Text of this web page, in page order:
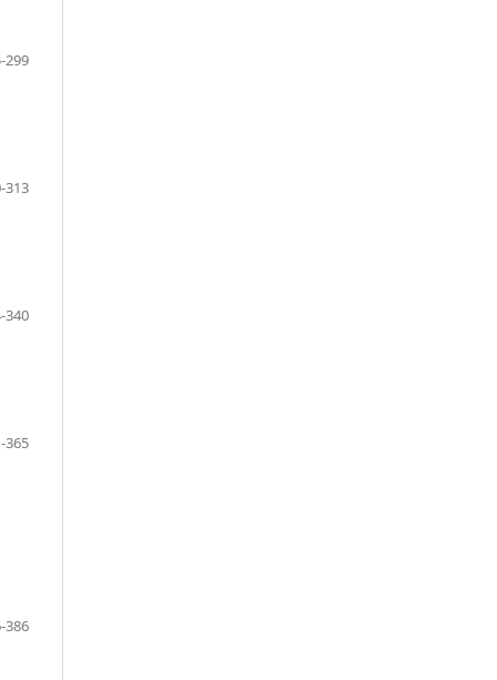
299
313
340
365
386